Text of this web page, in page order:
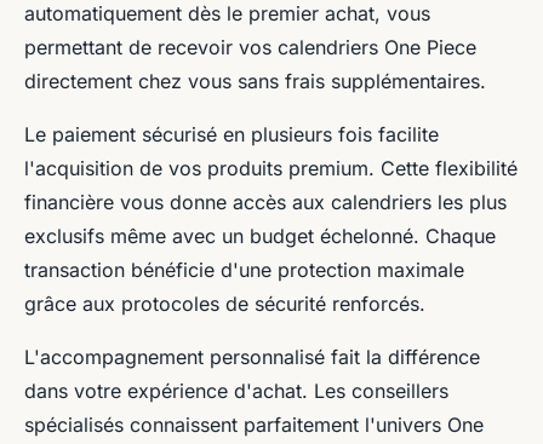
automatiquement dès le premier achat, vous
permettant de recevoir vos calendriers One Piece
directement chez vous sans frais supplémentaires.
Le paiement sécurisé en plusieurs fois facilite
l'acquisition de vos produits premium. Cette flexibilité
financière vous donne accès aux calendriers les plus
exclusifs même avec un budget échelonné. Chaque
transaction bénéficie d'une protection maximale
grâce aux protocoles de sécurité renforcés.
L'accompagnement personnalisé fait la différence
dans votre expérience d'achat. Les conseillers
spécialisés connaissent parfaitement l'univers One